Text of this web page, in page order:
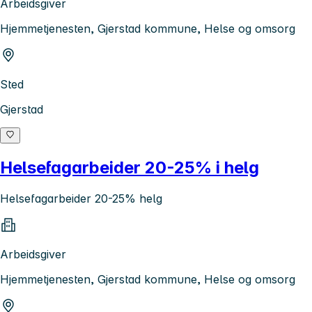
Arbeidsgiver
Hjemmetjenesten, Gjerstad kommune, Helse og omsorg
Sted
Gjerstad
Helsefagarbeider 20-25% i helg
Helsefagarbeider 20-25% helg
Arbeidsgiver
Hjemmetjenesten, Gjerstad kommune, Helse og omsorg